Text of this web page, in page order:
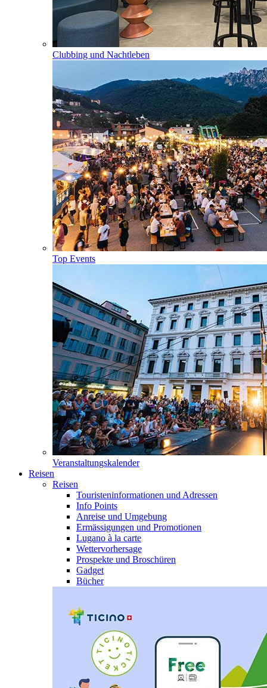
Clubbing und Nachtleben
Top Events
Veranstaltungskalender
Reisen
Reisen
Touristeninformationen und Adressen
Info Points
Anreise und Umgebung
Ermässigungen und Promotionen
Lugano à la carte
Wettervorhersage
Prospekte und Broschüren
Gadget
Bücher